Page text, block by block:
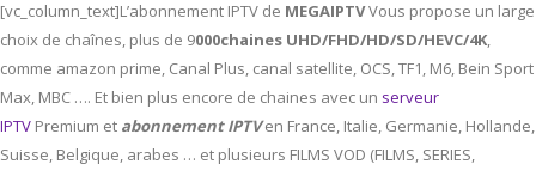
[vc_column_text]L’abonnement IPTV de MEGAIPTVVous propose un large
choix de chaînes, plus de 9000chaines UHD/FHD/HD/SD/HEVC/4K,
comme amazon prime, Canal Plus, canal satellite, OCS, TF1, M6, Bein Sport
Max, MBC …. Et bien plus encore de chaines avec un serveur
IPTV Premium et abonnement IPTVen France, Italie, Germanie, Hollande,
Suisse, Belgique, arabes … et plusieurs FILMS VOD (FILMS, SERIES,